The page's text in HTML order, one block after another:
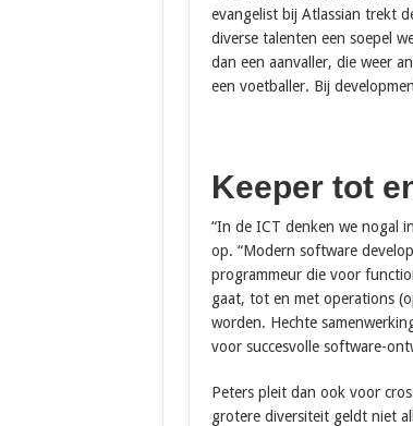
evangelist bij Atlassian trekt
diverse talenten een soepel
dan een aanvaller, die weer
een voetballer. Bij
Keeper tot
“In de ICT denken we nogal
op. “Modern software
programmeur die voor
gaat, tot en met operations
worden. Hechte
voor succesvolle software-
Peters pleit dan ook voor
grotere diversiteit geldt niet